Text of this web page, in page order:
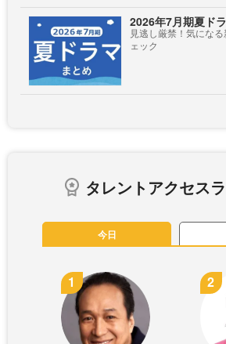
2026年7月期夏ド
見逃し厳禁！気にな
ェック
タレントアクセス
今日